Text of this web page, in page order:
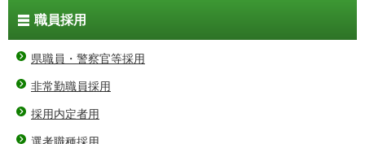
職員採用
県職員・警察官等採用
非常勤職員採用
採用内定者用